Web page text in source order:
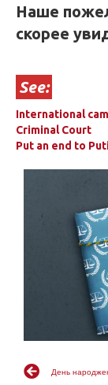
Наше
скорее
See:
International
Criminal Court
Put an end to